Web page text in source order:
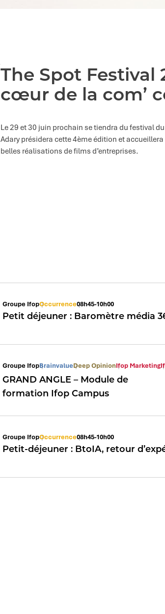
The Spot Festival
cœur de la com’
Le 29 et 30 juin prochain se tiendra du festival
Adary présidera cette 4ème édition et
belles réalisations de films d’entreprises.
Groupe IfopOccurrence08h45-10h00
Petit déjeuner : Baromètre média
Groupe IfopBrainvalueDeep OpinionIfop Marketing
GRAND ANGLE – Module de
formation Ifop Campus
Groupe IfopOccurrence08h45-10h00
Petit-déjeuner : BtoIA, retour